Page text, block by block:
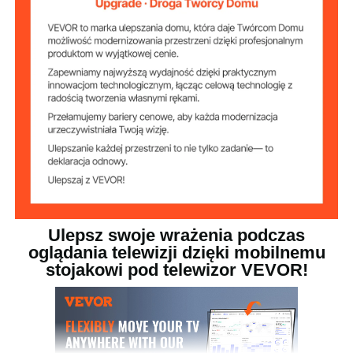
60-67 cali / 1510-1696 mm
Odpowiedni
rozmiar ekranu
32-70 cali / 813-1778 mm
Waga netto 30 funtów / 13,6 kg
Ulepsz swoje wrażenia podczas
oglądania telewizji dzięki mobilnemu
stojakowi pod telewizor VEVOR!